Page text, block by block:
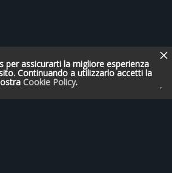
per assicurarti la migliore esperienza
Continuando a utilizzarlo accetti la
Cookie Policy.